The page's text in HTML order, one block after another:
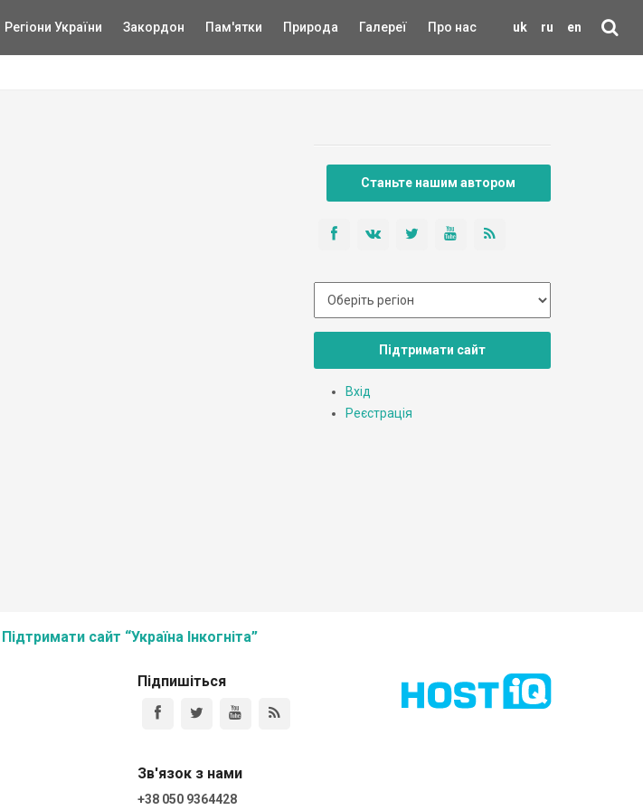
uk ru en
Регіони України Закордон Пам'ятки Природа Галереї Про нас
Станьте нашим автором
Підтримати сайт
Вхід
Реєстрація
Підтримати сайт “Україна Інкогніта”
Підпишіться
Зв'язок з нами
+38 050 9364428